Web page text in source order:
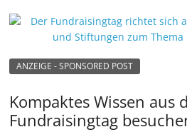
ANZEIGE - SPONSORED POST
Kompaktes Wissen aus
Fundraisingtag